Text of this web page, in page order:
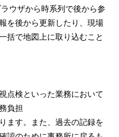
ウザから時系列で後から参
を後から更新したり、現場
括で地図上に取り込むこと
点検といった業務において
負担
ます。また、過去の記録を